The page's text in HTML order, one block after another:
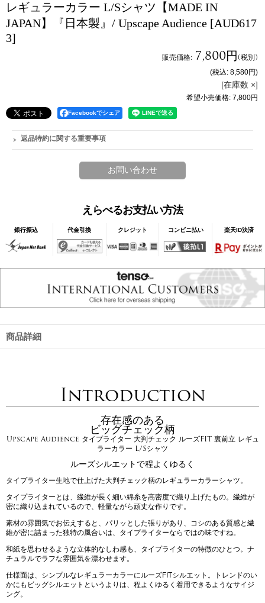
レギュラーカラー L/Sシャツ【MADE IN
JAPAN】『日本製』/ Upscape Audience [AUD617
3]
販売価格: 7,800円(税別)
(税込: 8,580円)
[在庫数 ×]
希望小売価格: 7,800円
Facebookでシェア
返品特約に関する重要事項
えらべるお支払い方法
銀行振込 代金引換 クレジット コンビニ払い 楽天ID決済
商品詳細
Introduction
存在感のある
ビッグチェック柄
Upscape Audience タイプライター 大判チェック ルーズFIT 裏前立 レギュ
ラーカラー L/Sシャツ
ルーズシルエットで程よくゆるく
タイプライター生地で仕上げた大判チェック柄のレギュラーカラーシャツ。
タイプライターとは、繊維が長く細い綿糸を高密度で織り上げたもの。繊維が
密に織り込まれているので、軽量ながら頑丈な作りです。
素材の雰囲気でお伝えすると、パリッとした張りがあり、コシのある質感と繊
維が密に詰まった独特の風合いは、タイプライターならではの味ですね。
和紙を思わせるような立体的なしわ感も、タイプライターの特徴のひとつ。ナ
チュラルでラフな雰囲気を漂わせます。
仕様面は、シンプルなレギュラーカラーにルーズFITシルエット。トレンドのい
かにもビッグシルエットというよりは、程よくゆるく着用できるようなサイジ
ング。